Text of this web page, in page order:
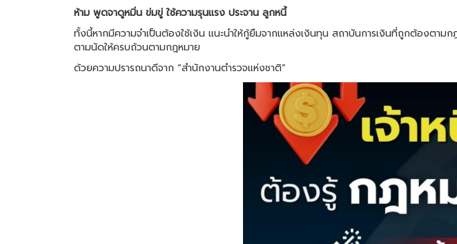
ห้าม พูดจาดูหมิ่น ข่มขู่ ใช้ความรุนแรง ประจาน ลูกหนี้
ทั้งนี้หากมีความจำเป็นต้องใช้เงิน แนะนำให้กู้ยืมจากแหล่งเงินทุน สถาบันการเงินที่ถูกต้องตา
ตามนัดให้ครบถ้วนตามกฎหมาย
ด้วยความปรารถนาดีจาก “สำนักงานตำรวจแห่งชาติ”